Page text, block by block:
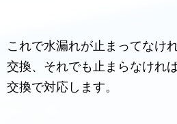
これで水漏れが止まってなけ
交換、それでも止まらなけれ
交換で対応します。